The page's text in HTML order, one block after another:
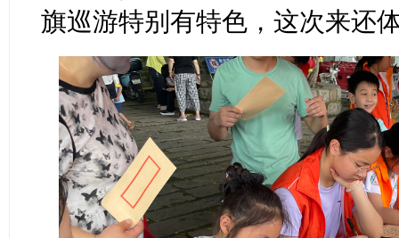
旗巡游特别有特色，这次来还